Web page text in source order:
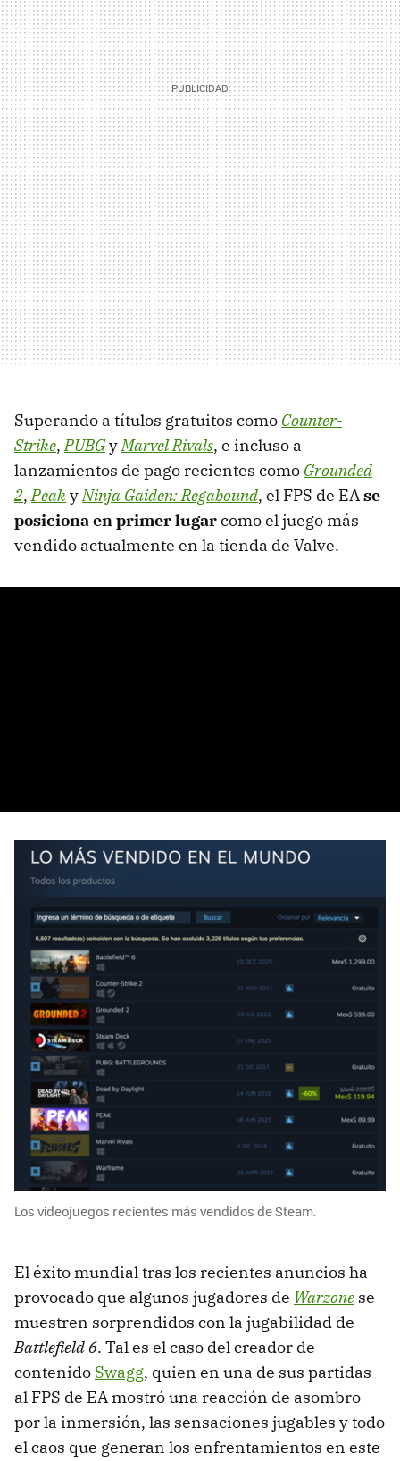
Superando a títulos gratuitos como Counter-
Strike,PUBGyMarvel Rivals, e incluso a
lanzamientos de pago recientes como Grounded
2,PeakyNinja Gaiden: Regabound, el FPS de EAse
posiciona en primer lugarcomo el juego más
vendido actualmente en la tienda de Valve.
Los videojuegos recientes más vendidos de Steam.
El éxito mundial tras los recientes anuncios ha
provocado que algunos jugadores de Warzone se
muestren sorprendidos con la jugabilidad de
Battlefield 6. Tal es el caso del creador de
contenido Swagg, quien en una de sus partidas
al FPS de EA mostró una reacción de asombro
por la inmersión, las sensaciones jugables y todo
el caos que generan los enfrentamientos en este